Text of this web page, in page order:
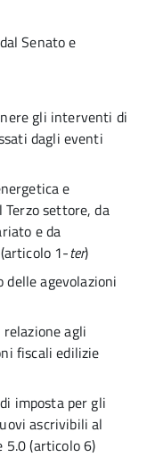
Senato e
gli interventi di
dagli eventi
e
settore, da
e da
1-ter)
delle agevolazioni
agli
fiscali edilizie
imposta per gli
ascrivibili al
5.0 (articolo 6)